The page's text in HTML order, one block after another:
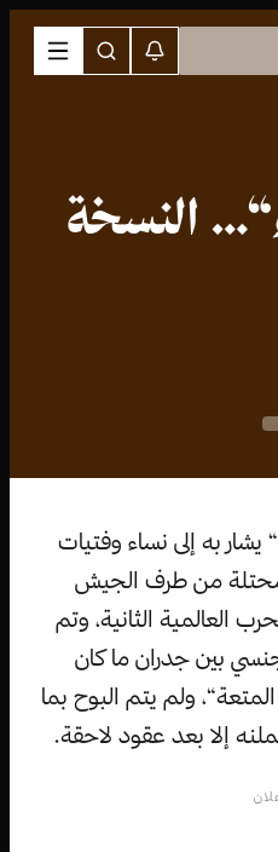
النسخة
به إلى نساء وفتيات
من طرف الجيش
العالمية الثانية، وتم
بين جدران ما كان
ولم يتم البوح بما
إلا بعد عقود لاحقة.